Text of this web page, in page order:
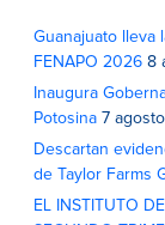
Guanajuato lleva
FENAPO 2026 8
Inaugura
Potosina 7
Descartan
de Taylor Farms
EL INSTITUTO